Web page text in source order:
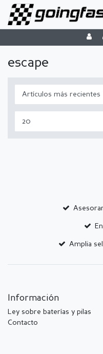
escape
Amplia
Información
Ley sobre baterías y pilas
Contacto